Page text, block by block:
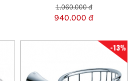
1.060.000 đ
940.000 đ
-13%